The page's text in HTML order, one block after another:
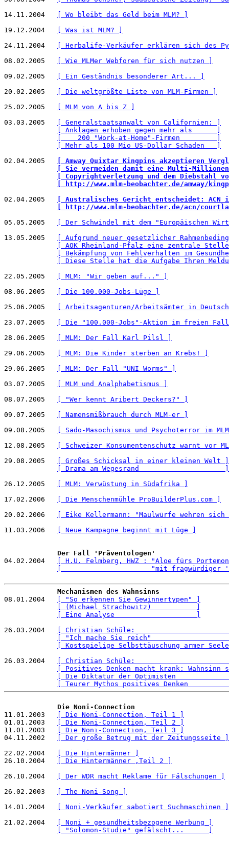
14.11.2004
[ Wo bleibt das Geld beim MLM? ]
19.12.2004
[ Was ist MLM? ]
24.11.2004
[ Herbalife-Verkäufer erklären sich des
08.02.2005
[ Wie MLMer Webforen für sich nutzen ]
09.02.2005
[ Ein Geständnis besonderer Art... ]
20.02.2005
[ Die weltgrößte Liste von MLM-Firmen ]
25.02.2005
[ MLM von A bis Z ]
03.03.2005
[ Generalstaatsanwalt von Californien: ]
[ Anklagen erhoben gegen mehr als      ]
[    200 "Work-at-Home"-Firmen         ]
[ Mehr als 100 Mio US-Dollar Schaden   ]
02.04.2005
[ Amway Quixtar Kingpins
[ Sie vermeiden damit eine Multi-
[ Copyrightverletzung und dem Diebstahl
[ http://www.mlm-beobachter.de/amway/
02.04.2005
[ Australisches Gericht entscheidet:
[ http://www.mlm-beobachter.de/acn/
05.05.2005
[ Der Schwindel mit dem "Europäischen
13.05.2005
[ Aufgrund neuer gesetzlicher
[ AOK Rheinland-Pfalz eine zentrale
[ Bekämpfung von Fehlverhalten im
[ Diese Stelle hat die Aufgabe Ihren
22.05.2005
[ MLM: "Wir geben auf..." ]
08.06.2005
[ Die 100.000-Jobs-Lüge ]
25.06.2005
[ Arbeitsagenturen/Arbeitsämter in
23.07.2005
[ Die "100.000-Jobs"-Aktion im freien
28.06.2005
[ MLM: Der Fall Karl Pilsl ]
29.06.2005
[ MLM: Die Kinder sterben an Krebs! ]
29.06.2005
[ MLM: Der Fall "UNI Worms" ]
03.07.2005
[ MLM und Analphabetismus ]
08.07.2005
[ "Wer kennt Aribert Deckers?" ]
09.07.2005
[ Namensmißbrauch durch MLM-er ]
09.08.2005
[ Sado-Masochismus und Psychoterror im
12.08.2005
[ Schweizer Konsumentenschutz warnt vor
29.08.2005
[ Großes Schicksal in einer kleinen Welt ]
[ Drama am Wegesrand                     ]
26.12.2005
[ MLM: Verwüstung in Südafrika ]
17.02.2006
[ Die Menschenmühle ProBuilderPlus.com ]
20.02.2006
[ Eike Kellermann: "Maulwürfe wehren sich
11.03.2006
[ Neue Kampagne beginnt mit Lüge ]
Der Fall 'Präventologen'
04.02.2004
[ H.U. Felmberg, HWZ : "Aloe fürs
[                      "mit fragwürdiger
Mechanismen des Wahnsinns
08.01.2004
[ "So erkennen Sie Gewinnertypen" ]
[ (Michael Strachowitz)           ]
[ Eine Analyse                    ]
26.03.2004
[ Christian Schüle:
[ "Ich mache Sie reich"
[ Kostspielige Selbsttäuschung armer
26.03.2004
[ Christian Schüle:
[ Positives Denken macht krank:
[ Die Diktatur der Optimisten
[ Teurer Mythos positives Denken
Die Noni-Connection
11.01.2003
[ Die Noni-Connection, Teil 1 ]
01.01.2003
[ Die Noni-Connection, Teil 2 ]
11.01.2003
[ Die Noni-Connection, Teil 3 ]
04.11.2002
[ Der große Betrug mit der Zeitungsseite ]
22.02.2004
[ Die Hintermänner ]
26.10.2004
[ Die Hintermänner ,Teil 2 ]
26.10.2004
[ Der WDR macht Reklame für Fälschungen ]
26.02.2003
[ The Noni-Song ]
14.01.2004
[ Noni-Verkäufer sabotiert Suchmaschinen ]
21.02.2004
[ Noni + gesundheitsbezogene Werbung ]
[ "Solomon-Studie" gefälscht...      ]